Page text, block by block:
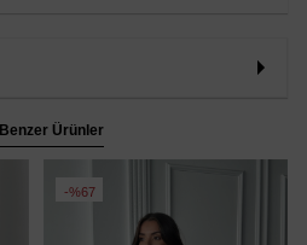
Benzer Ürünler
%67